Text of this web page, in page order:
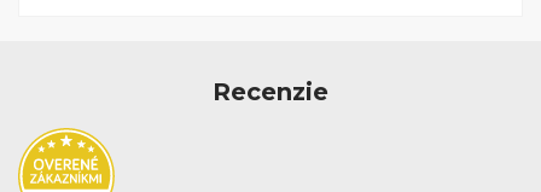
Recenzie